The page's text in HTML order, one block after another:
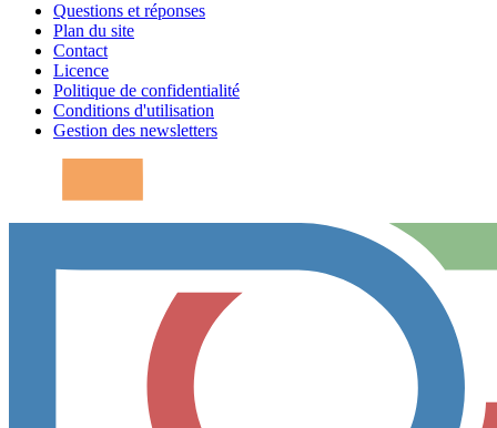
Questions et réponses
Plan du site
Contact
Licence
Politique de confidentialité
Conditions d'utilisation
Gestion des newsletters